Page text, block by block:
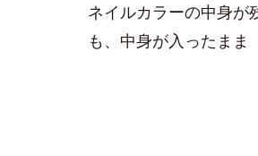
ネイルカラーの中身が
も、中身が入ったまま